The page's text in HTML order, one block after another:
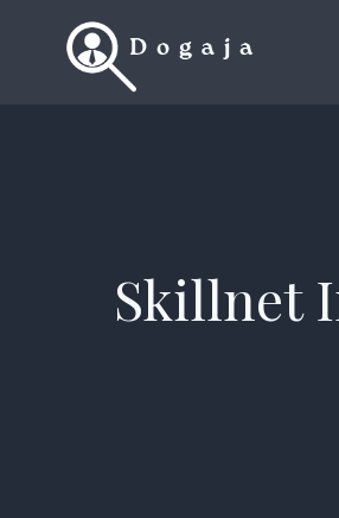
Skillnet